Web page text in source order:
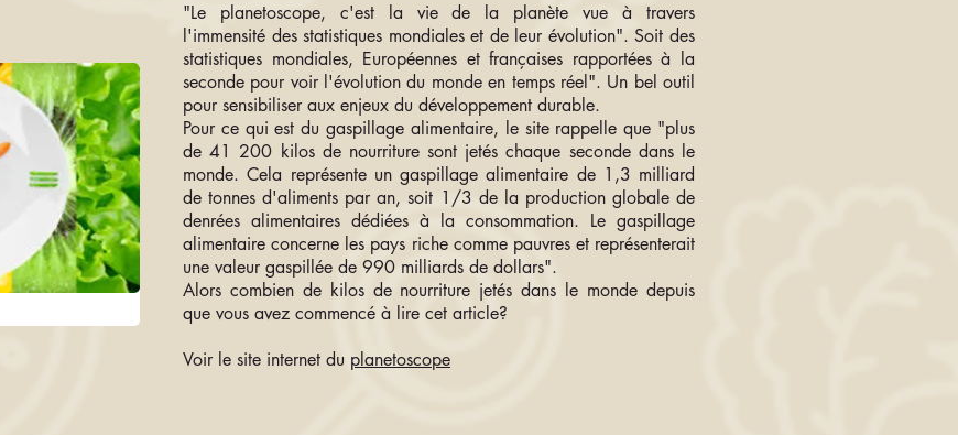
"Le planetoscope, c'est la vie de la planète vue à travers
l'immensité des statistiques mondiales et de leur évolution". Soit des
statistiques mondiales, Européennes et françaises rapportées à la
seconde pour voir l'évolution du monde en temps réel". Un bel outil
pour sensibiliser aux enjeux du développement durable.
Pour ce qui est du gaspillage alimentaire, le site rappelle que "plus
de 41 200 kilos de nourriture sont jetés chaque seconde dans le
monde. Cela représente un gaspillage alimentaire de 1,3 milliard
de tonnes d'aliments par an, soit 1/3 de la production globale de
denrées alimentaires dédiées à la consommation. Le gaspillage
alimentaire concerne les pays riche comme pauvres et représenterait
une valeur gaspillée de 990 milliards de dollars".
Alors combien de kilos de nourriture jetés dans le monde depuis
que vous avez commencé à lire cet article?
Voir le site internet du planetoscope